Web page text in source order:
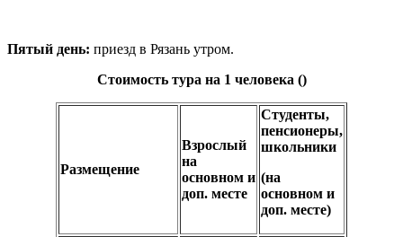
Пятый день: приезд в Рязань утром.
Стоимость тура на 1 человека ()
Размещение
Взрослый
на
основном и
доп. месте
Студенты,
пенсионеры,
школьники
(на
основном и
доп. месте)